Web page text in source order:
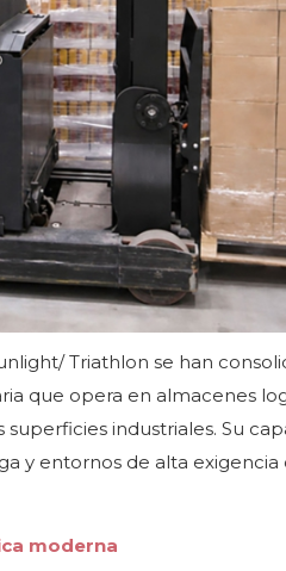
Triathlon se han
que opera en almacenes
industriales. Su
y entornos de alta
moderna